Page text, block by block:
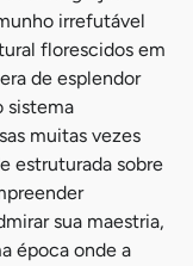
irrefutável
florescidos em
de esplendor
sistema
muitas vezes
estruturada sobre
sua maestria,
época onde a